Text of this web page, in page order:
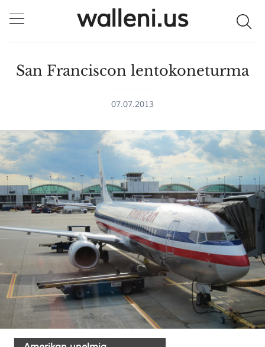
walleni.us
SULJE HAKU ✕
San Franciscon lentokoneturma
07.07.2013